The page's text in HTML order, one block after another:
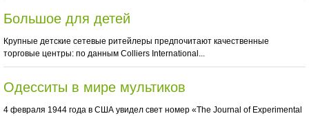
Большое для детей
Крупные детские сетевые ритейлеры предпочитают качественные
торговые центры: по данным Colliers International...
Одесситы в мире мультиков
4 февраля 1944 года в США увидел свет номер «The Journal of Experimental